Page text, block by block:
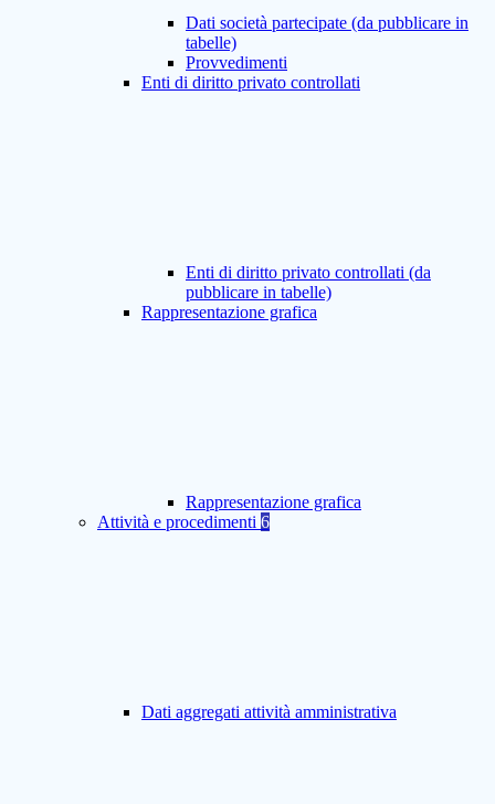
Dati società partecipate (da pubblicare in
tabelle)
Provvedimenti
Enti di diritto privato controllati
Enti di diritto privato controllati (da
pubblicare in tabelle)
Rappresentazione grafica
Rappresentazione grafica
Attività e procedimenti 6
Dati aggregati attività amministrativa